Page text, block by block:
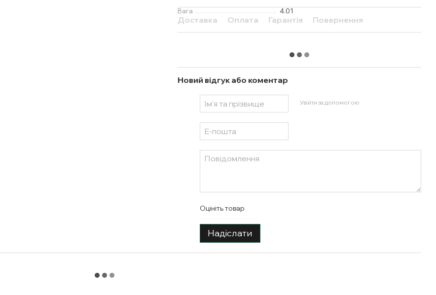
Вага 4.01
Доставка Оплата Гарантія Повернення
Новий відгук або коментар
Увійти за допомогою
Оцініть товар
Надіслати